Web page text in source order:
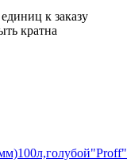
к заказу
кратна